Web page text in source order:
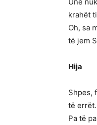
krahët
Oh, sa
të jem
Hija
Shpes,
të errët.
Pa të